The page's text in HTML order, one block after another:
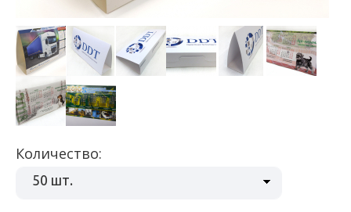
Количество:
50 шт.